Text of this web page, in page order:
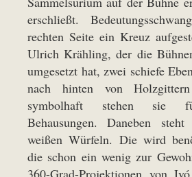
erschließt.
rechten Seite ein Kreuz
Ulrich Krähling, der die
umgesetzt hat, zwei schiefe
nach hinten von
symbolhaft stehen sie
Behausungen. Daneben
weißen Würfeln. Die wird
die schon ein wenig zur
360-Grad-Projektionen von